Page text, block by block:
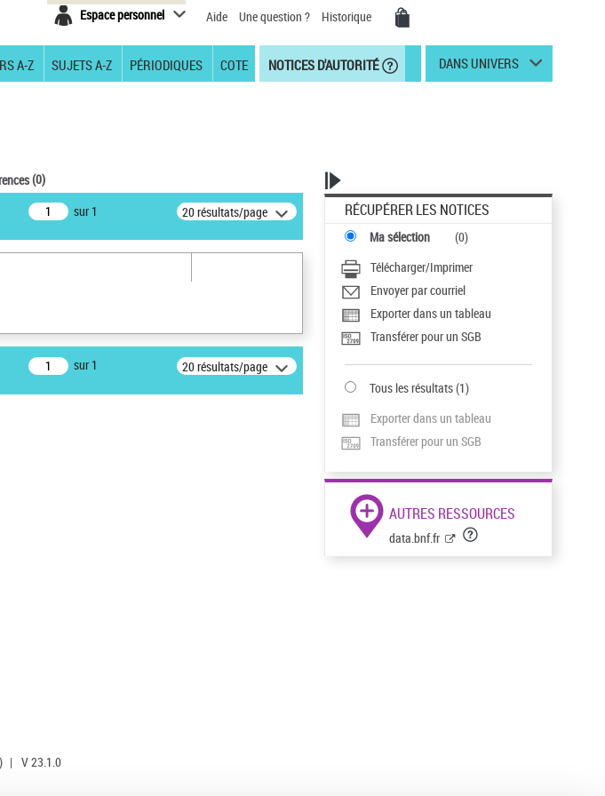
Espace personnel Aide Une question ? Historique
A-Z SUJETS A-Z PÉRIODIQUES COTE NOTICES D'AUTORITÉ DANS UNIVERS
(0)
sur 1 20 résultats/page
sur 1 20 résultats/page
RÉCUPÉRER LES NOTICES
Ma sélection (0)
Télécharger/Imprimer
Envoyer par courriel
Exporter dans un tableau
Transférer pour un SGB
Tous les résultats(1)
Exporter dans un tableau
Transférer pour un SGB
AUTRES RESSOURCES
data.bnf.fr
| V 23.1.0